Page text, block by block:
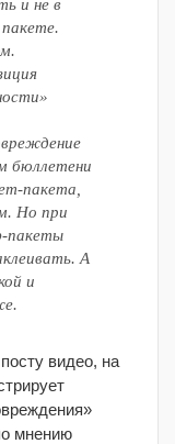
и не в
бюллетени
пакета,
Но при
пакеты
А
и
видео, на
мнению